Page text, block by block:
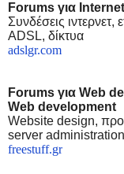
Forums για
Συνδέσεις ιντερνετ,
ADSL, δίκτυα
adslgr.com
Forums για Web
Web development
Website design,
server
freestuff.gr